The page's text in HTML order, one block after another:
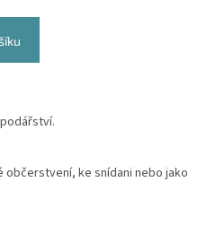
občerstvení, ke snídani nebo jako